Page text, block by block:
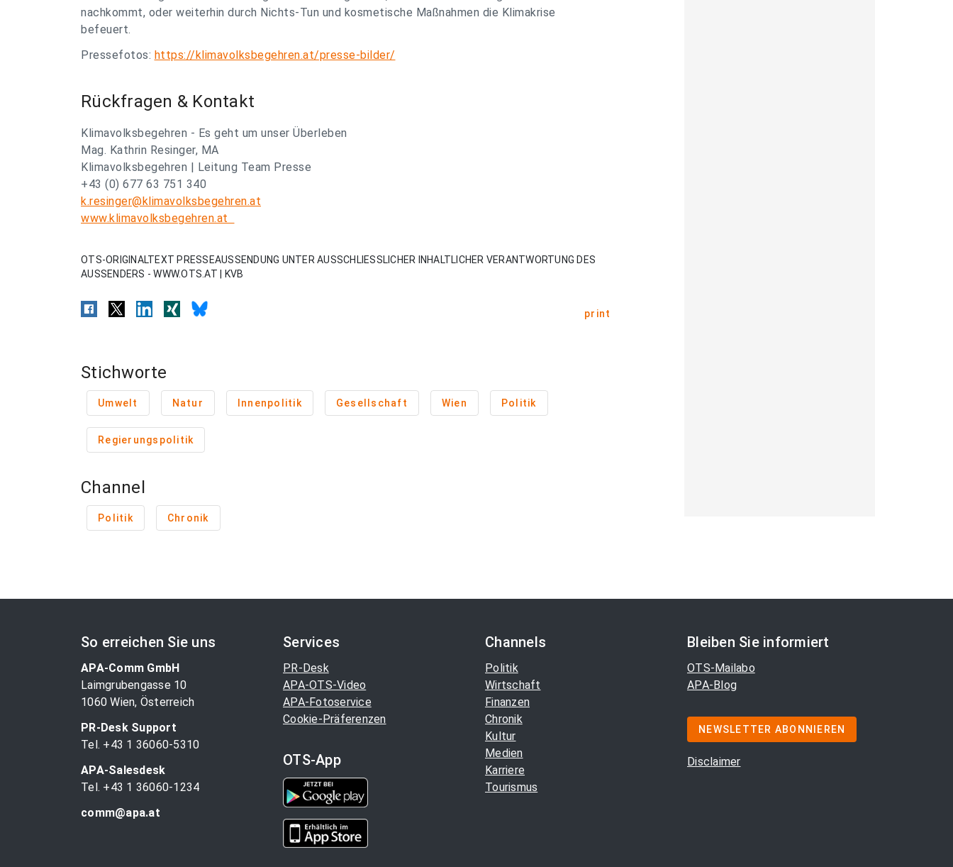
nachkommt, oder weiterhin durch Nichts-Tun und kosmetische Maßnahmen die Klimakrise
befeuert.
Pressefotos: https://klimavolksbegehren.at/presse-bilder/
Rückfragen & Kontakt
Klimavolksbegehren - Es geht um unser Überleben
Mag. Kathrin Resinger, MA
Klimavolksbegehren | Leitung Team Presse
+43 (0) 677 63 751 340
k.resinger@klimavolksbegehren.at
www.klimavolksbegehren.at
OTS-ORIGINALTEXT PRESSEAUSSENDUNG UNTER AUSSCHLIESSLICHER INHALTLICHER VERANTWORTUNG DES
AUSSENDERS - WWW.OTS.AT | KVB
print
Stichworte
Umwelt Natur Innenpolitik Gesellschaft Wien Politik
Regierungspolitik
Channel
Politik Chronik
So erreichen Sie uns
APA-Comm GmbH
Laimgrubengasse 10
1060 Wien, Österreich
PR-Desk Support
Tel. +43 1 36060-5310
APA-Salesdesk
Tel. +43 1 36060-1234
comm@apa.at
Services
PR-Desk
APA-OTS-Video
APA-Fotoservice
Cookie-Präferenzen
OTS-App
Channels
Politik
Wirtschaft
Finanzen
Chronik
Kultur
Medien
Karriere
Tourismus
Bleiben Sie informiert
OTS-Mailabo
APA-Blog
NEWSLETTER ABONNIEREN
Disclaimer